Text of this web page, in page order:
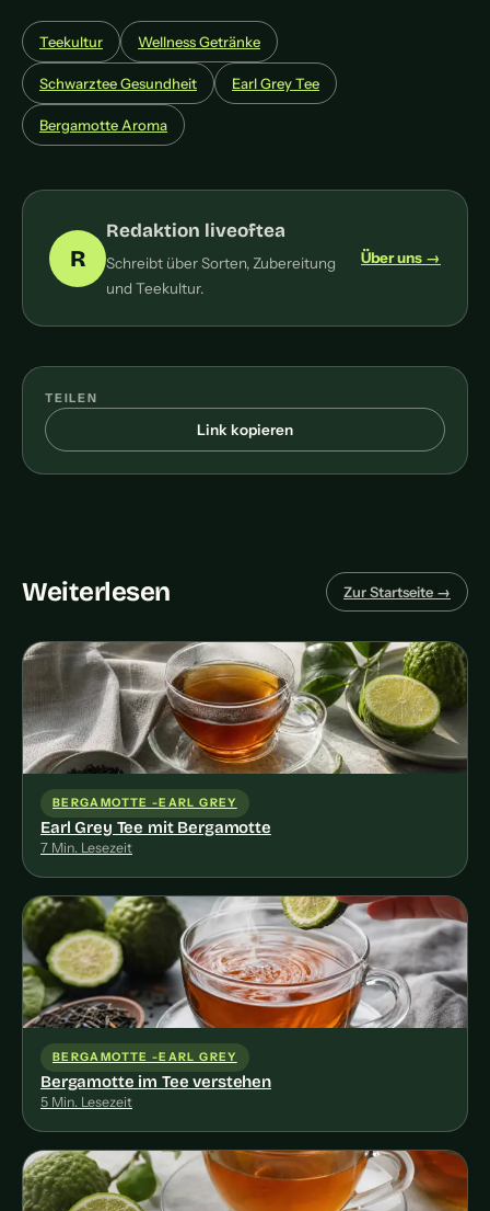
Teekultur Wellness Getränke
Schwarztee Gesundheit Earl Grey Tee
Bergamotte Aroma
R
Redaktion liveoftea
Schreibt über Sorten, Zubereitung
und Teekultur.
Über uns →
TEILEN
Link kopieren
Weiterlesen Zur Startseite →
BERGAMOTTE -EARL GREY
Earl Grey Tee mit Bergamotte
7 Min. Lesezeit
BERGAMOTTE -EARL GREY
Bergamotte im Tee verstehen
5 Min. Lesezeit